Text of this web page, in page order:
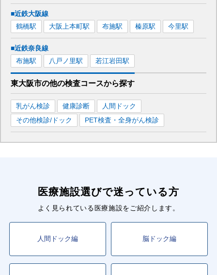
■近鉄大阪線
鶴橋駅 大阪上本町駅 布施駅 榛原駅 今里駅
■近鉄奈良線
布施駅 八戸ノ里駅 若江岩田駅
東大阪市の他の検査コースから探す
乳がん検診 健康診断
人間ドック
その他検診/ドック
PET検査・全身がん検診
医療施設選びで迷っている方
よく見られている医療施設をご紹介します。
人間ドック編 脳ドック編